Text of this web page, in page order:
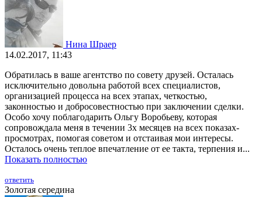
Нина Шраер
14.02.2017, 11:43
Обратилась в ваше агентство по совету друзей. Осталась
исключительно довольна работой всех специалистов,
организацией процесса на всех этапах, четкостью,
законностью и добросовестностью при заключении сделки.
Особо хочу поблагодарить Ольгу Воробьеву, которая
сопровождала меня в течении 3х месяцев на всех показах-
просмотрах, помогая советом и отстаивая мои интересы.
Осталось очень теплое впечатление от ее такта, терпения и...
Показать полностью
ответить
Золотая середина